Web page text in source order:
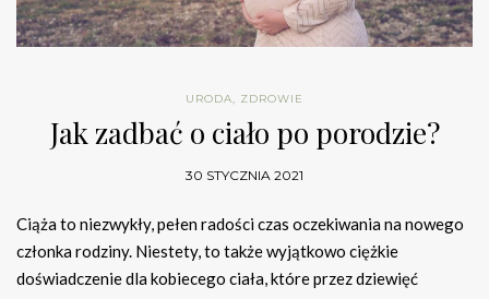
URODA, ZDROWIE
Jak zadbać o ciało po porodzie?
30 STYCZNIA 2021
Ciąża to niezwykły, pełen radości czas oczekiwania na nowego
członka rodziny. Niestety, to także wyjątkowo ciężkie
doświadczenie dla kobiecego ciała, które przez dziewięć